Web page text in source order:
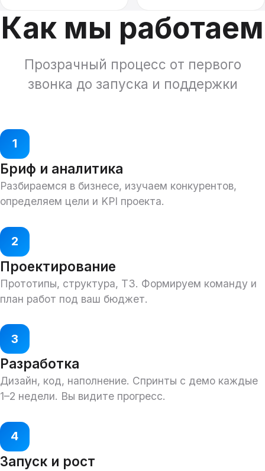
Как мы работаем
Прозрачный процесс от первого
звонка до запуска и поддержки
1
Бриф и аналитика
Разбираемся в бизнесе, изучаем конкурентов,
определяем цели и KPI проекта.
2
Проектирование
Прототипы, структура, ТЗ. Формируем команду и
план работ под ваш бюджет.
3
Разработка
Дизайн, код, наполнение. Спринты с демо каждые
1–2 недели. Вы видите прогресс.
4
Запуск и рост